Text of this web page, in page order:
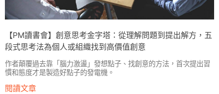
【PM讀書會】創意思考金字塔：從理解問題到提出解方，五
段式思考法為個人或組織找到高價值創意
作者顛覆過去靠「腦力激盪」發想點子、找創意的方法，首次提出習
慣和態度才是製造好點子的發電機。
閱讀文章